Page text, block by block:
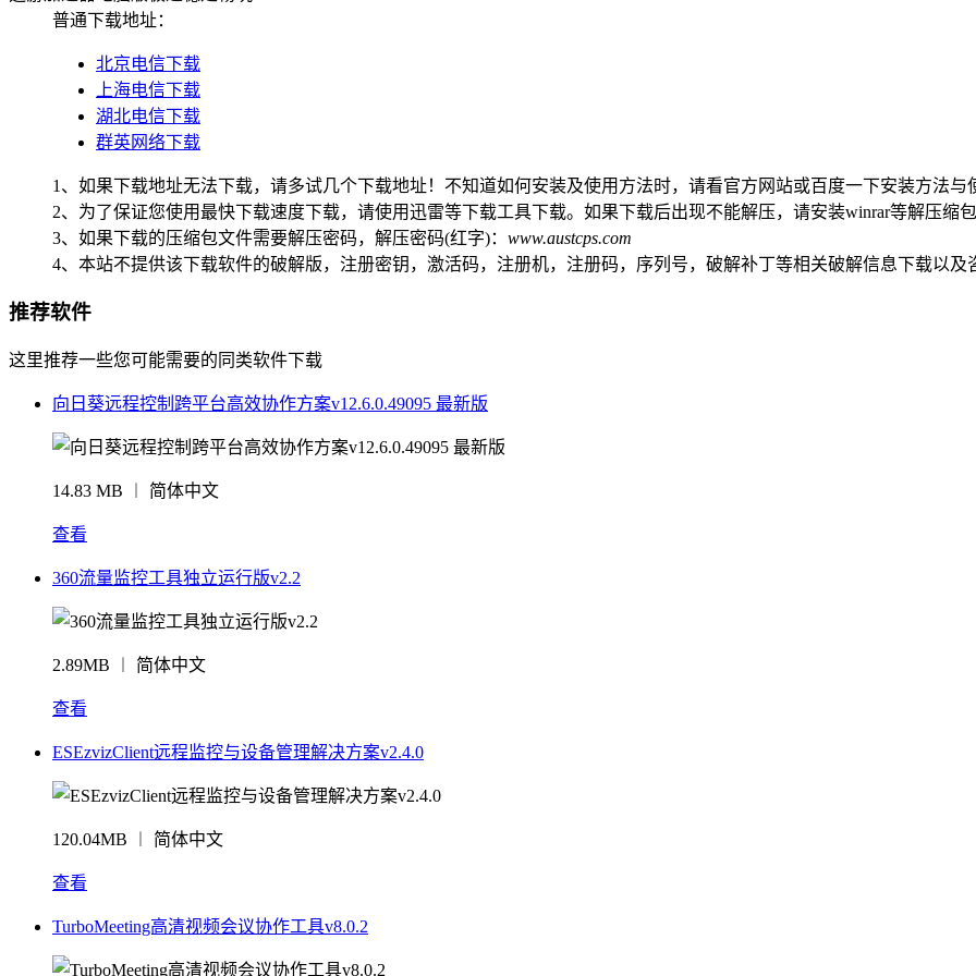
普通下载地址：
北京电信下载
上海电信下载
湖北电信下载
群英网络下载
1、如果下载地址无法下载，请多试几个下载地址！不知道如何安装及使用方法时，请看官方网站或百度一下安装方法与
2、为了保证您使用最快下载速度下载，请使用迅雷等下载工具下载。如果下载后出现不能解压，请安装winrar等解压缩包
3、如果下载的压缩包文件需要解压密码，解压密码(红字)： www.austcps.com
4、本站不提供该下载软件的破解版，注册密钥，激活码，注册机，注册码，序列号，破解补丁等相关破解信息下载以及
推荐软件
这里推荐一些您可能需要的同类软件下载
向日葵远程控制跨平台高效协作方案v12.6.0.49095 最新版
14.83 MB ︱ 简体中文
查看
360流量监控工具独立运行版v2.2
2.89MB ︱ 简体中文
查看
ESEzvizClient远程监控与设备管理解决方案v2.4.0
120.04MB ︱ 简体中文
查看
TurboMeeting高清视频会议协作工具v8.0.2